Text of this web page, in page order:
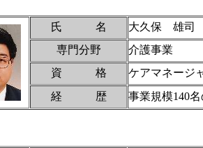
氏 名
大久保 雄司
専門分野
介護事業
資 格
ケアマネージ
経 歴
事業規模140